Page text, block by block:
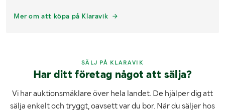
Mer om att köpa på Klaravik
SÄLJ PÅ KLARAVIK
Har ditt företag något att sälja?
Vi har auktionsmäklare över hela landet. De hjälper dig att
sälja enkelt och tryggt, oavsett var du bor. När du säljer hos